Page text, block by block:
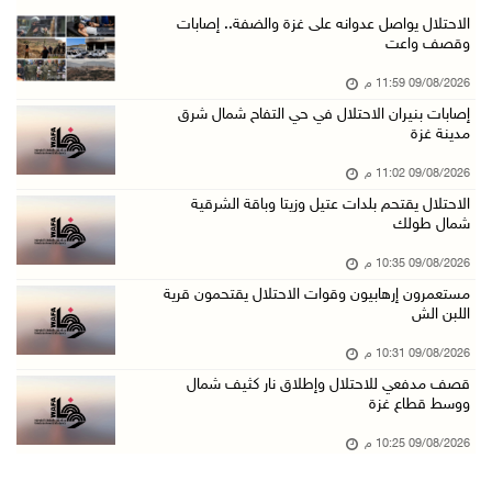
الاحتلال يقتحم برك سليمان جنوب بيت لحم
مستعمرون إرهابيون يهاجمون قرية المغير والاحتل ...
09/آب/2026 07:02 م
الجامعة العربية تنعى السفير دياب اللوح
09/آب/2026 05:28 م
ثلاث إصابات برصاص الاحتلال في مدينة خان يونس
09/آب/2026 04:45 م
مسك تكافح آثار الحروق وتنتظر العلاج خارج غزة
الاحتلال يواصل عدوانه على غزة والضفة.. إصابات
وقصف واعت
09/08/2026 11:59 م
إصابات بنيران الاحتلال في حي التفاح شمال شرق
مدينة غزة
09/08/2026 11:02 م
الاحتلال يقتحم بلدات عتيل وزيتا وباقة الشرقية
شمال طولك
09/08/2026 10:35 م
مستعمرون إرهابيون وقوات الاحتلال يقتحمون قرية
اللبن الش
09/08/2026 10:31 م
قصف مدفعي للاحتلال وإطلاق نار كثيف شمال
ووسط قطاع غزة
09/08/2026 10:25 م